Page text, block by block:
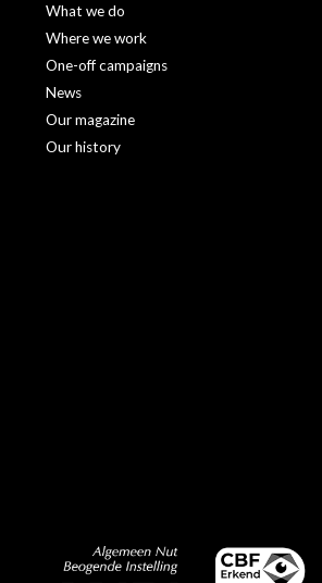
What we do
Where we work
One-off campaigns
News
Our magazine
Our history